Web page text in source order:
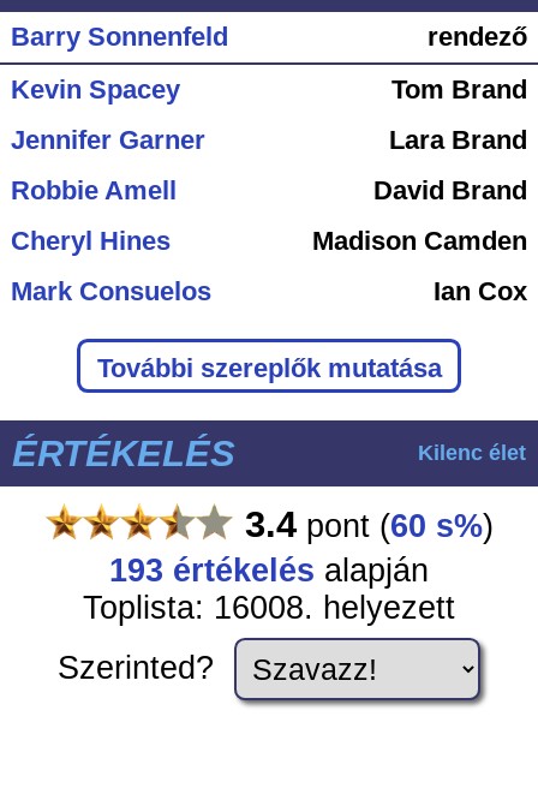
Barry Sonnenfeld
rendező
Kevin Spacey
Tom Brand
Jennifer Garner
Lara Brand
Robbie Amell
David Brand
Cheryl Hines
Madison Camden
Mark Consuelos
Ian Cox
További szereplők mutatása
ÉRTÉKELÉS Kilenc élet
3.4pont (60 s%)
193 értékelés alapján
Toplista: 16008. helyezett
Szerinted?